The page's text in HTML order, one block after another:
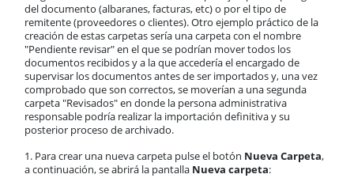
del documento (albaranes, facturas, etc) o por el tipo de
remitente (proveedores o clientes). Otro ejemplo práctico de la
creación de estas carpetas sería una carpeta con el nombre
"Pendiente revisar" en el que se podrían mover todos los
documentos recibidos y a la que accedería el encargado de
supervisar los documentos antes de ser importados y, una vez
comprobado que son correctos, se moverían a una segunda
carpeta "Revisados" en donde la persona administrativa
responsable podría realizar la importación definitiva y su
posterior proceso de archivado.
1. Para crear una nueva carpeta pulse el botón Nueva Carpeta,
a continuación, se abrirá la pantalla Nueva carpeta: